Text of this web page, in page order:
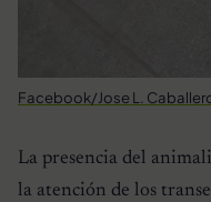
Facebook/Jose L.
La presencia del
la atención de los